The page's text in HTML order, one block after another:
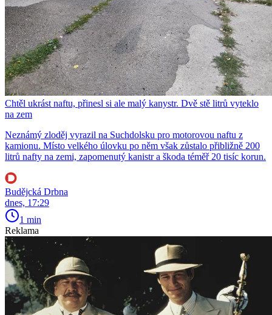
Chtěl ukrást naftu, přinesl si ale malý kanystr. Dvě stě litrů vyteklo
na zem
Neznámý zloděj vyrazil na Suchdolsku pro motorovou naftu z
kamionu. Místo velkého úlovku po něm však zůstalo přibližně 200
litrů nafty na zemi, zapomenutý kanistr a škoda téměř 20 tisíc korun.
Budějcká Drbna
dnes, 17:29
1 min
Reklama